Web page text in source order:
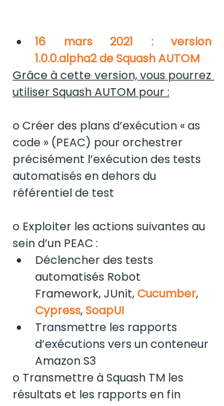
16 mars 2021 : version
1.0.0.alpha2 de Squash AUTOM
Grâce à cette version, vous pourrez
utiliser Squash AUTOM pour :
o Créer des plans d’exécution « as
code » (PEAC) pour orchestrer
précisément l’exécution des tests
automatisés en dehors du
référentiel de test
o Exploiter les actions suivantes au
sein d’un PEAC :
Déclencher des tests
automatisés Robot
Framework, JUnit, Cucumber,
Cypress, SoapUI
Transmettre les rapports
d’exécutions vers un conteneur
Amazon S3
o Transmettre à Squash TM les
résultats et les rapports en fin